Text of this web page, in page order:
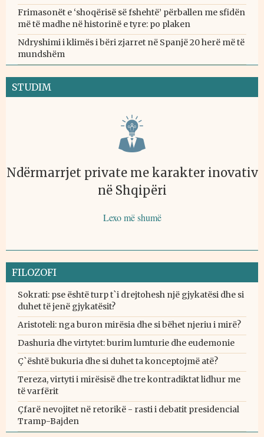
Frimasonët e ‘shoqërisë së fshehtë’ përballen me sfidën
më të madhe në historinë e tyre: po plaken
Ndryshimi i klimës i bëri zjarret në Spanjë 20 herë më të
mundshëm
STUDIM
Ndërmarrjet private me karakter inovativ
në Shqipëri
Lexo më shumë
FILOZOFI
Sokrati: pse është turp t`i drejtohesh një gjykatësi dhe si
duhet të jenë gjykatësit?
Aristoteli: nga buron mirësia dhe si bëhet njeriu i mirë?
Dashuria dhe virtytet: burim lumturie dhe eudemonie
Ç`është bukuria dhe si duhet ta konceptojmë atë?
Tereza, virtyti i mirësisë dhe tre kontradiktat lidhur me
të varfërit
Çfarë nevojitet në retorikë - rasti i debatit presidencial
Tramp-Bajden